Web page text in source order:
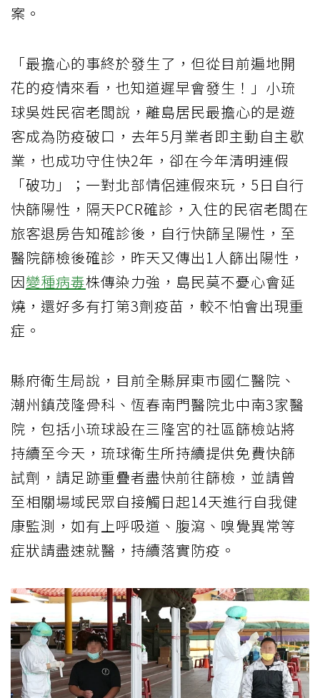
案。
「最擔心的事終於發生了，但從目前遍地開
花的疫情來看，也知道遲早會發生！」小琉
球吳姓民宿老闆說，離島居民最擔心的是遊
客成為防疫破口，去年5月業者即主動自主歇
業，也成功守住快2年，卻在今年清明連假
「破功」；一對北部情侶連假來玩，5日自行
快篩陽性，隔天PCR確診，入住的民宿老闆在
旅客退房告知確診後，自行快篩呈陽性，至
醫院篩檢後確診，昨天又傳出1人篩出陽性，
因變種病毒株傳染力強，島民莫不憂心會延
燒，還好多有打第3劑疫苗，較不怕會出現重
症。
縣府衛生局說，目前全縣屏東市國仁醫院、
潮州鎮茂隆骨科、恆春南門醫院北中南3家醫
院，包括小琉球設在三隆宮的社區篩檢站將
持續至今天，琉球衛生所持續提供免費快篩
試劑，請足跡重疊者盡快前往篩檢，並請曾
至相關場域民眾自接觸日起14天進行自我健
康監測，如有上呼吸道、腹瀉、嗅覺異常等
症狀請盡速就醫，持續落實防疫。